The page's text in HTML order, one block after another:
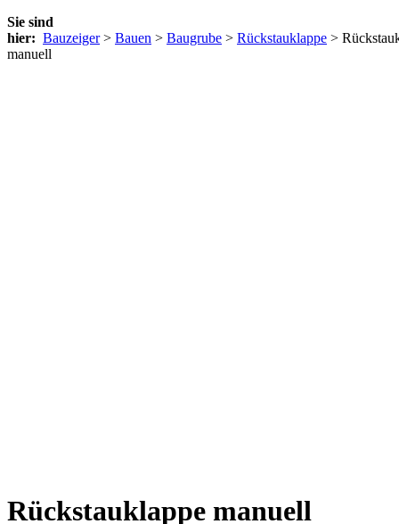
Sie sind
hier: Bauzeiger> Bauen > Baugrube > Rückstauklappe >
manuell
Rückstauklappe manuell